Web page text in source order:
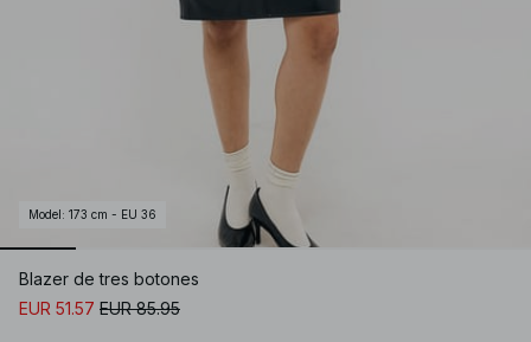
Model : 173 cm - EU 36
Blazer de tres botones
EUR 51.57 EUR 85.95